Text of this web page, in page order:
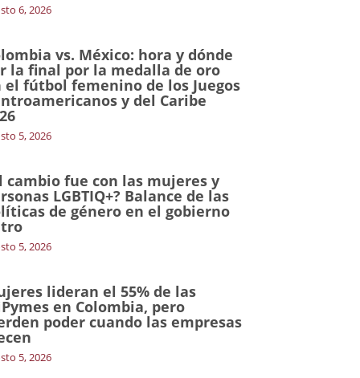
6, 2026
vs. México: hora y dónde
la final por la medalla de oro
el fútbol femenino de los Juegos
y del Caribe
5, 2026
cambio fue con las mujeres y
LGBTIQ+? Balance de las
de género en el gobierno
5, 2026
lideran el 55% de las
en Colombia, pero
poder cuando las empresas
5, 2026